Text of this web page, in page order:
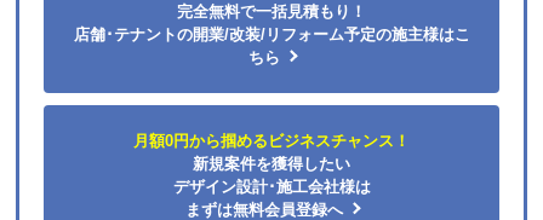
商品の梱包は必要十分なものでしたか？
またこのショップを利用したいですか？
【注文商品】食器洗い機(食洗機) 【注文時
期】2026年05月頃（モバイルから）
完全無料で一括見積もり！
店舗･テナントの開業/改装/リフォーム予定の施主様はこ
ちら
月額0円から掴めるビジネスチャンス！
新規案件を獲得したい
デザイン設計･施工会社様は
まずは無料会員登録へ